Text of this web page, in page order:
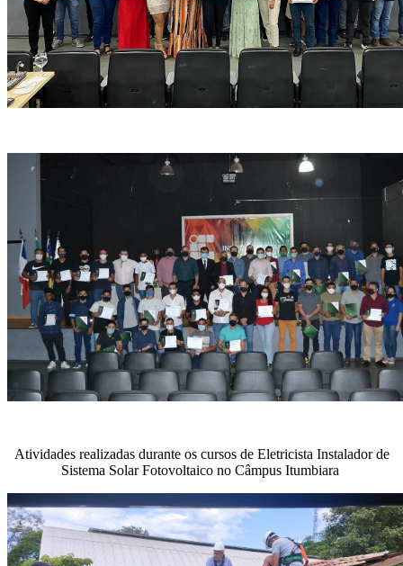
Atividades realizadas durante os cursos de Eletricista Instalador de
Sistema Solar Fotovoltaico no Câmpus Itumbiara